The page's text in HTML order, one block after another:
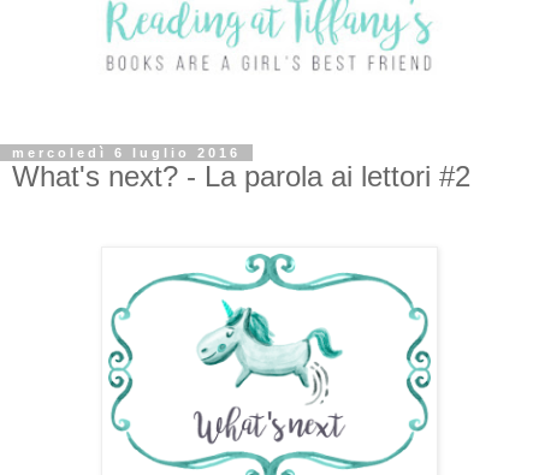
mercoledì 6 luglio 2016
What's next? - La parola ai lettori #2